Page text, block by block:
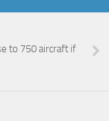
to 750 aircraft if